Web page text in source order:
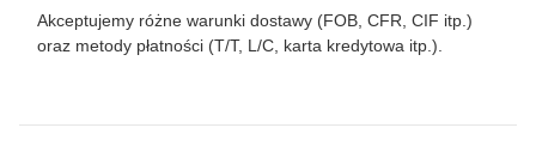
Akceptujemy różne warunki dostawy (FOB, CFR, CIF itp.)
oraz metody płatności (T/T, L/C, karta kredytowa itp.).